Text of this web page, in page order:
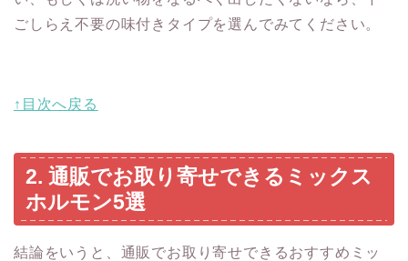
ごしらえ不要の味付きタイプを選んでみてください。
↑目次へ戻る
2. 通販でお取り寄せできるミックス
ホルモン5選
結論をいうと、通販でお取り寄せできるおすすめミッ